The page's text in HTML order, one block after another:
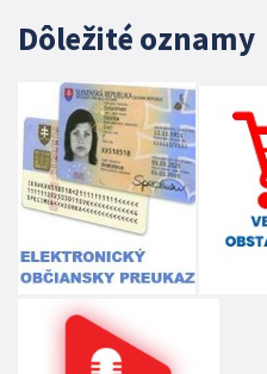
Dôležité oznamy